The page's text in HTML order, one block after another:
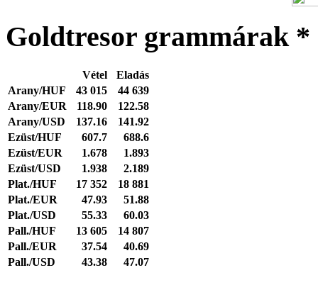
Goldtresor grammárak *
Vétel
Eladás
Arany/HUF
43 015
44 639
Arany/EUR
118.90
122.58
Arany/USD
137.16
141.92
Ezüst/HUF
607.7
688.6
Ezüst/EUR
1.678
1.893
Ezüst/USD
1.938
2.189
Plat./HUF
17 352
18 881
Plat./EUR
47.93
51.88
Plat./USD
55.33
60.03
Pall./HUF
13 605
14 807
Pall./EUR
37.54
40.69
Pall./USD
43.38 47.07